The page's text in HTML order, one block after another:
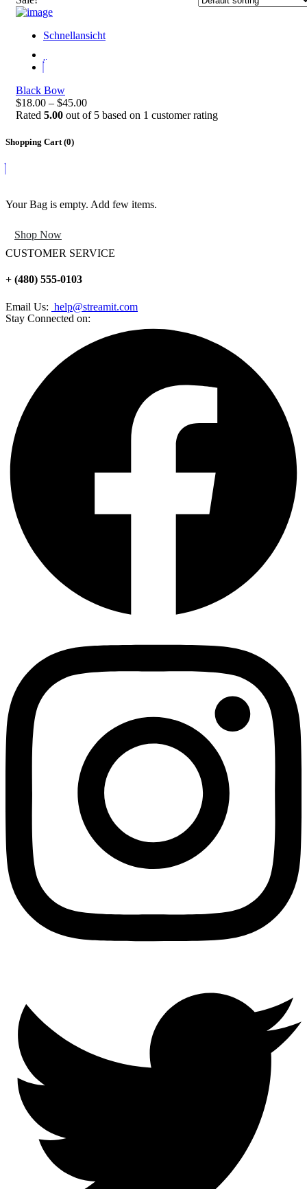
Schnellansicht
Black Bow
$18.00 – $45.00
Rated 5.00 out of 5 based on 1 customer rating
Shopping Cart (0)
Your Bag is empty. Add few items.
Shop Now
CUSTOMER SERVICE
+ (480) 555-0103
Email Us: help@streamit.com
Stay Connected on: